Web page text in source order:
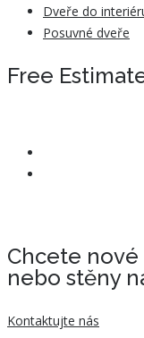
Dveře do
Posuvné dveře
Free
Chcete
nebo stěny
Kontaktujte nás